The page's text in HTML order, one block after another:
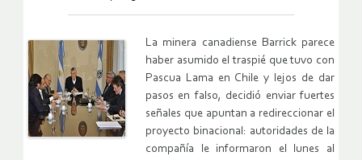
La minera canadiense Barrick parece
haber asumido el traspié que tuvo con
Pascua Lama en Chile y lejos de dar
pasos en falso, decidió enviar fuertes
señales que apuntan a redireccionar el
proyecto binacional: autoridades de la
compañía le informaron el lunes al